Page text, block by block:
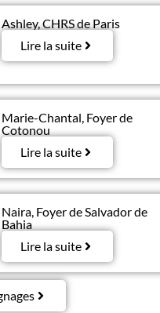
Ashley, CHRS de Paris
Lire la suite
Marie-Chantal, Foyer de
Cotonou
Lire la suite
Naira, Foyer de Salvador de
Bahia
Lire la suite